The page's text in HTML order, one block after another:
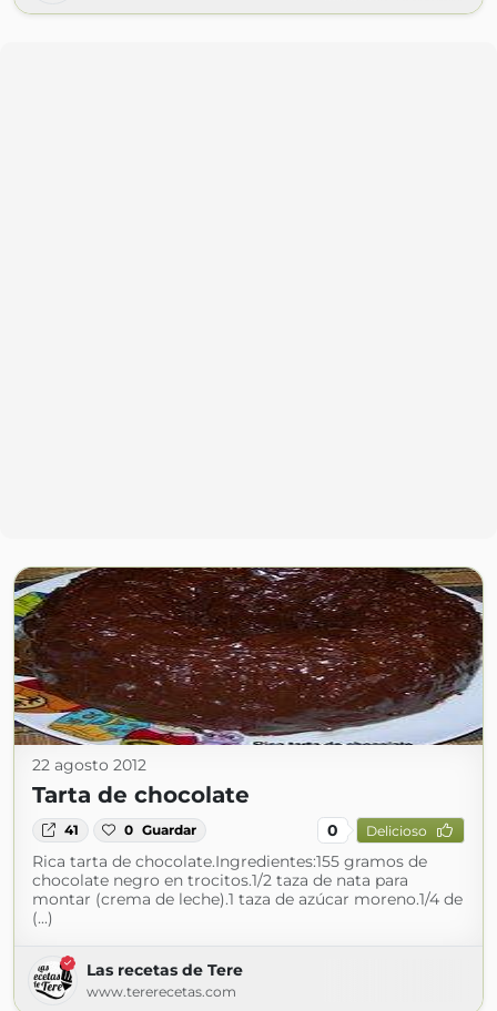
22 agosto 2012
Tarta de chocolate
41 0 Guardar 0 Delicioso
Rica tarta de chocolate.Ingredientes:155 gramos de
chocolate negro en trocitos.1/2 taza de nata para
montar (crema de leche).1 taza de azúcar moreno.1/4 de
(...)
Las recetas de Tere
www.tererecetas.com